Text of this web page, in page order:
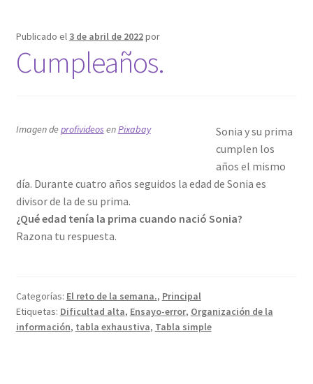
Publicado el 3 de abril de 2022por
Cumpleaños.
Imagen deprofivideos enPixabay
Sonia y su prima
cumplen los
años el mismo
día. Durante cuatro años seguidos la edad de Sonia es
divisor de la de su prima.
¿Qué edad tenía la prima cuando nació Sonia?
Razona tu respuesta.
Categorías: El reto de la semana., Principal
Etiquetas: Dificultad alta, Ensayo-error, Organización de la
información, tabla exhaustiva, Tabla simple